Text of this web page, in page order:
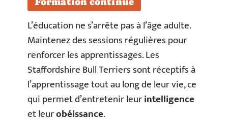
L’éducation ne s’arrête pas à l’âge adulte.
Maintenez des sessions régulières pour
renforcer les apprentissages. Les
Staffordshire Bull Terriers sont réceptifs à
l’apprentissage tout au long de leur vie, ce
qui permet d’entretenir leurintelligence
et leurobéissance.